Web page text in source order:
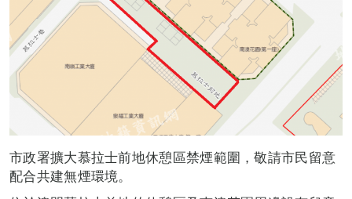
市政署擴大慕拉士前地休憩區禁煙範圍，敬請市民留意
配合共建無煙環境。